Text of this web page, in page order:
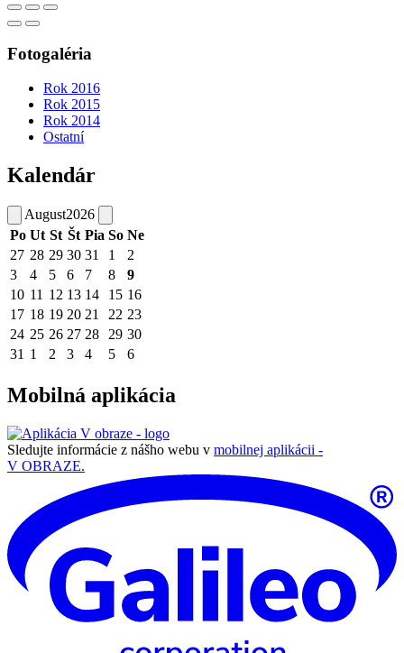
Fotogaléria
Rok 2016
Rok 2015
Rok 2014
Ostatní
Kalendár
August2026
Po Ut St Št Pia So Ne
27 28 29 30 31 1
2
3
4 5 6 7 8
9
10 11 12 13 14 15 16
17 18 19 20 21 22 23
24 25 26 27 28 29 30
31 1 2 3 4 5 6
Mobilná aplikácia
Sledujte informácie z nášho webu v mobilnej aplikácii -
V OBRAZE.